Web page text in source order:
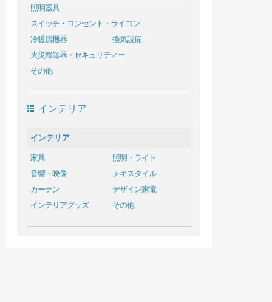
照明器具
スイッチ・コンセント・ライコン
冷暖房機器
換気設備
火災報知器・セキュリティー
その他
インテリア
インテリア
家具
照明・ライト
音響・映像
テキスタイル
カーテン
デザイン家電
インテリアグッズ
その他